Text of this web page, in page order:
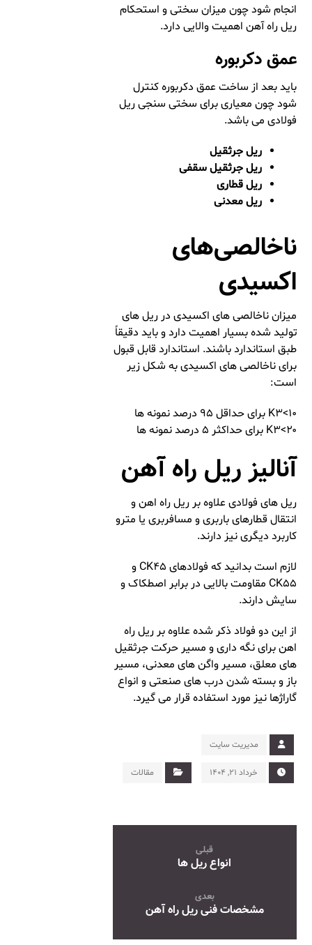
انجام شود چون میزان سختی و استحکام
ریل راه آهن اهمیت والایی دارد.
عمق دکربوره
باید بعد از ساخت عمق دکربوره کنترل
شود چون معیاری برای سختی سنجی ریل
فولادی می باشد.
ریل جرثقیل
ریل جرثقیل سقفی
ریل قطاری
ریل معدنی
ناخالصی‌های
اکسیدی
میزان ناخالصی ‌های اکسیدی در ریل ‌های
تولید شده بسیار اهمیت دارد و باید دقیقاً
طبق استاندارد باشند. استاندارد قابل قبول
برای ناخالصی ‌های اکسیدی به شکل زیر
است:
K۳<۱۰ برای حداقل ۹۵ درصد نمونه ‌ها
K۳<۲۰ برای حداکثر ۵ درصد نمونه ‌ها
آنالیز ریل راه آهن
ریل های فولادی علاوه بر ریل راه اهن و
انتقال قطارهای باربری و مسافربری یا مترو
کاربرد دیگری نیز دارند.
لازم است بدانید که فولادهای CK۴۵ و
CK۵۵ مقاومت بالایی در برابر اصطکاک و
سایش دارند.
از این دو فولاد ذکر شده علاوه بر ریل راه
اهن برای نگه داری و مسیر حرکت جرثقیل
های معلق، مسیر واگن ‌های معدنی، مسیر
باز و بسته شدن درب ‌های صنعتی و انواع
گاراژها نیز مورد استفاده قرار می گیرد.
مدیریت سایت
خرداد ۲۱, ۱۴۰۴ مقالات
قبلی
انواع ریل ها
بعدی
مشخصات فنی ریل راه آهن